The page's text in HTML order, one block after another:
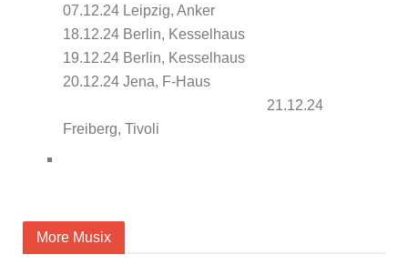
07.12.24 Leipzig, Anker
18.12.24 Berlin, Kesselhaus
19.12.24 Berlin, Kesselhaus
20.12.24 Jena, F-Haus
21.12.24
Freiberg, Tivoli
More Musix